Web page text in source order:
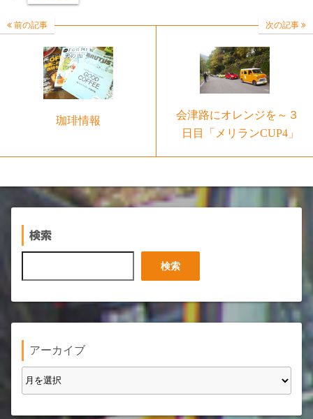
前の記事
珈琲情報
次の記事
会津路にオレンジを～３
日目「メリランCUP4」
検索
索
検索
アーカイブ